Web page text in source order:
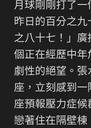
月球剛剛打了一
昨日的百分之
之八十七！」
個正在經歷中年
劇性的絕望。張
座，立刻感到一
座預報壓力症候
戀著住在隔壁棟